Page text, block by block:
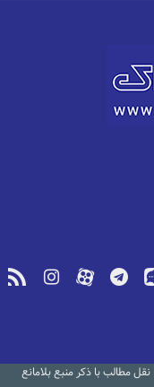
مطالب با ذکر منبع بلامانع